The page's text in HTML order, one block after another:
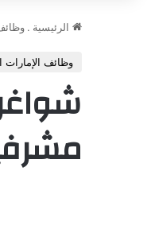
الرئيسية .
وظائف الإمارات